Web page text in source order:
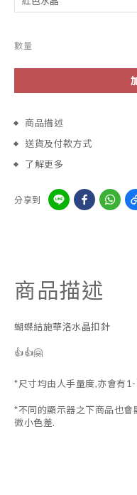
數量
商品描述
送貨及付款方式
了解更多
分享到
商品描述
蝴蝶結施華洛水晶扣針
👍👍🤗
*尺寸均由人手量度,亦會有
*不同的顯示器之下商品也
微小色差.